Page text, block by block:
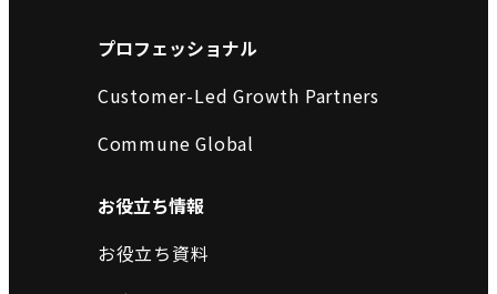
プロフェッショナル
Customer-Led Growth Partners
Commune Global
お役立ち情報
お役立ち資料